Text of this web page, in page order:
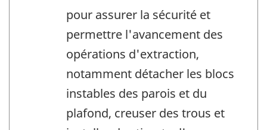
pour assurer la sécurité et
permettre l'avancement des
opérations d'extraction,
notamment détacher les blocs
instables des parois et du
plafond, creuser des trous et